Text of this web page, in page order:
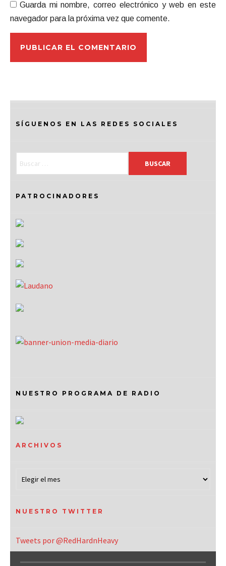
Guarda mi nombre, correo electrónico y web en este
navegador para la próxima vez que comente.
SÍGUENOS EN LAS REDES SOCIALES
PATROCINADORES
NUESTRO PROGRAMA DE RADIO
ARCHIVOS
NUESTRO TWITTER
Tweets por @RedHardnHeavy